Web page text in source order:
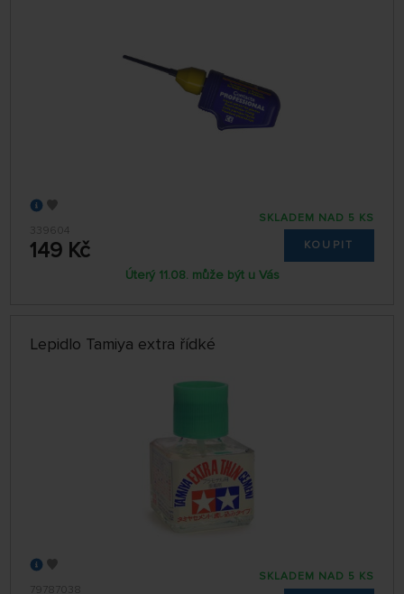
339604
149 Kč
SKLADEM NAD 5 KS
KOUPIT
Úterý 11.08. může být u Vás
Lepidlo Tamiya extra řídké
79787038
SKLADEM NAD 5 KS